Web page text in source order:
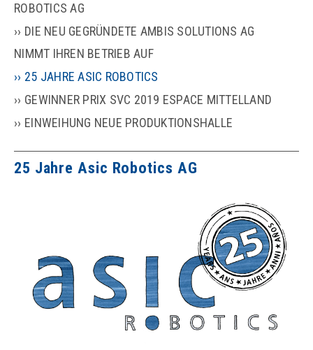
ROBOTICS AG
DIE NEU GEGRÜNDETE AMBIS SOLUTIONS AG
NIMMT IHREN BETRIEB AUF
25 JAHRE ASIC ROBOTICS
GEWINNER PRIX SVC 2019 ESPACE MITTELLAND
EINWEIHUNG NEUE PRODUKTIONSHALLE
25 Jahre Asic Robotics AG